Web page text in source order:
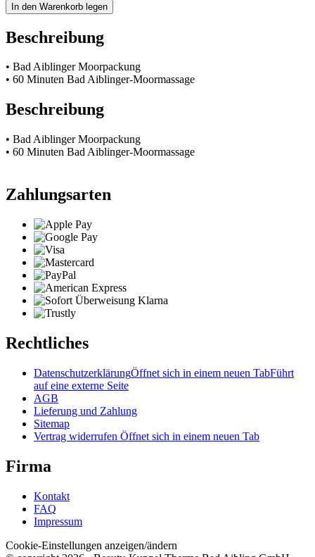
In den Warenkorb legen
Beschreibung
• Bad Aiblinger Moorpackung
• 60 Minuten Bad Aiblinger-Moormassage
Beschreibung
• Bad Aiblinger Moorpackung
• 60 Minuten Bad Aiblinger-Moormassage
Zahlungsarten
Rechtliches
DatenschutzerklärungÖffnet sich in einem neuen TabFührt
auf eine externe Seite
AGB
Lieferung und Zahlung
Sitemap
Vertrag widerrufen Öffnet sich in einem neuen Tab
Firma
Kontakt
FAQ
Impressum
Cookie-Einstellungen anzeigen/ändern